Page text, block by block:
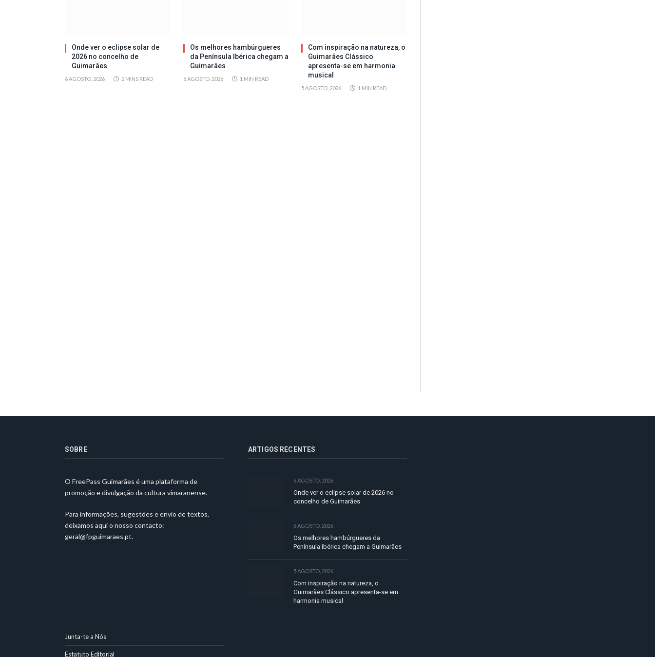
Onde ver o eclipse solar de
2026 no concelho de
Guimarães
6 AGOSTO, 2026 2 MINS READ
Os melhores hambúrgueres
da Península Ibérica chegam a
Guimarães
6 AGOSTO, 2026 1 MIN READ
Com inspiração na natureza, o
Guimarães Clássico
apresenta-se em harmonia
musical
5 AGOSTO, 2026 1 MIN READ
SOBRE
O FreePass Guimarães é uma plataforma de
promoção e divulgação da cultura vimaranense.
Para informações, sugestões e envio de textos,
deixamos aqui o nosso contacto:
geral@fpguimaraes.pt.
ARTIGOS RECENTES
6 AGOSTO, 2026
Onde ver o eclipse solar de 2026 no
concelho de Guimarães
6 AGOSTO, 2026
Os melhores hambúrgueres da
Península Ibérica chegam a Guimarães
5 AGOSTO, 2026
Com inspiração na natureza, o
Guimarães Clássico apresenta-se em
harmonia musical
Junta-te a Nós
Estatuto Editorial